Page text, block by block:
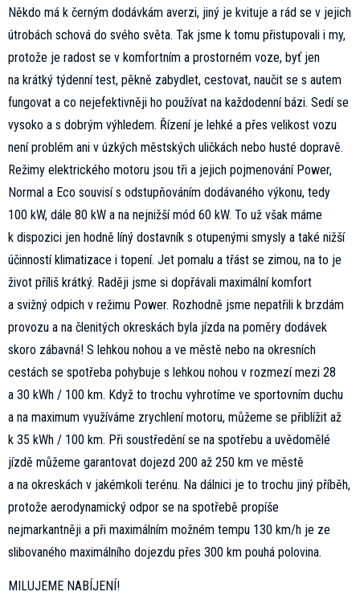
Někdo má k černým dodávkám averzi, jiný je kvituje a rád se v jejich
útrobách schová do svého světa. Tak jsme k tomu přistupovali i my,
protože je radost se v komfortním a prostorném voze, byť jen
na krátký týdenní test, pěkně zabydlet, cestovat, naučit se s autem
fungovat a co nejefektivněji ho používat na každodenní bázi. Sedí se
vysoko a s dobrým výhledem. Řízení je lehké a přes velikost vozu
není problém ani v úzkých městských uličkách nebo husté dopravě.
Režimy elektrického motoru jsou tři a jejich pojmenování Power,
Normal a Eco souvisí s odstupňováním dodávaného výkonu, tedy
100 kW, dále 80 kW a na nejnižší mód 60 kW. To už však máme
k dispozici jen hodně líný dostavník s otupenými smysly a také nižší
účinností klimatizace i topení. Jet pomalu a třást se zimou, na to je
život příliš krátký. Raději jsme si dopřávali maximální komfort
a svižný odpich v režimu Power. Rozhodně jsme nepatřili k brzdám
provozu a na členitých okreskách byla jízda na poměry dodávek
skoro zábavná! S lehkou nohou a ve městě nebo na okresních
cestách se spotřeba pohybuje s lehkou nohou v rozmezí mezi 28
a 30 kWh / 100 km. Když to trochu vyhrotíme ve sportovním duchu
a na maximum využíváme zrychlení motoru, můžeme se přiblížit až
k 35 kWh / 100 km. Při soustředění se na spotřebu a uvědomělé
jízdě můžeme garantovat dojezd 200 až 250 km ve městě
a na okreskách v jakémkoli terénu. Na dálnici je to trochu jiný příběh,
protože aerodynamický odpor se na spotřebě propíše
nejmarkantněji a při maximálním možném tempu 130 km/h je ze
slibovaného maximálního dojezdu přes 300 km pouhá polovina.
MILUJEME NABÍJENÍ!